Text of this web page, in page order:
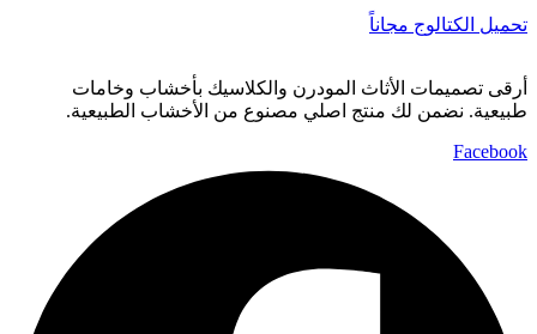
تحميل الكتالوج مجاناً
أرقى تصميمات الأثاث المودرن والكلاسيك بأخشاب وخامات
طبيعية. نضمن لك منتج اصلي مصنوع من الأخشاب الطبيعية.
Facebook